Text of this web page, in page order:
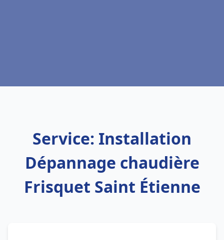
Service: Installation
Dépannage chaudière
Frisquet Saint Étienne